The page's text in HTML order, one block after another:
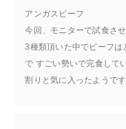
アンガスビーフ
今回、モニターで試食さ
3種類頂いた中でビーフは
で すごい勢いで完食して
割りと気に入ったようです